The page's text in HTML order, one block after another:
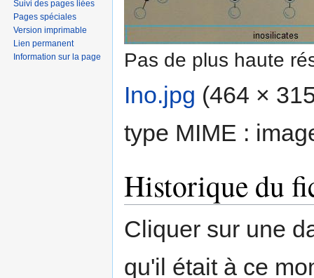
Pas de plus haute
Ino.jpg (464 ×
type MIME :
Historique du
Cliquer sur une
qu'il était à ce
Suivi des pages liées
Pages spéciales
Version imprimable
Lien permanent
Information sur la page